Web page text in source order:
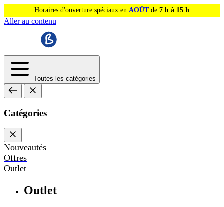
Horaires d'ouverture spéciaux en AOÛTde 7 h à 15 h
Aller au contenu
Toutes les catégories
Catégories
Nouveautés
Offres
Outlet
Outlet